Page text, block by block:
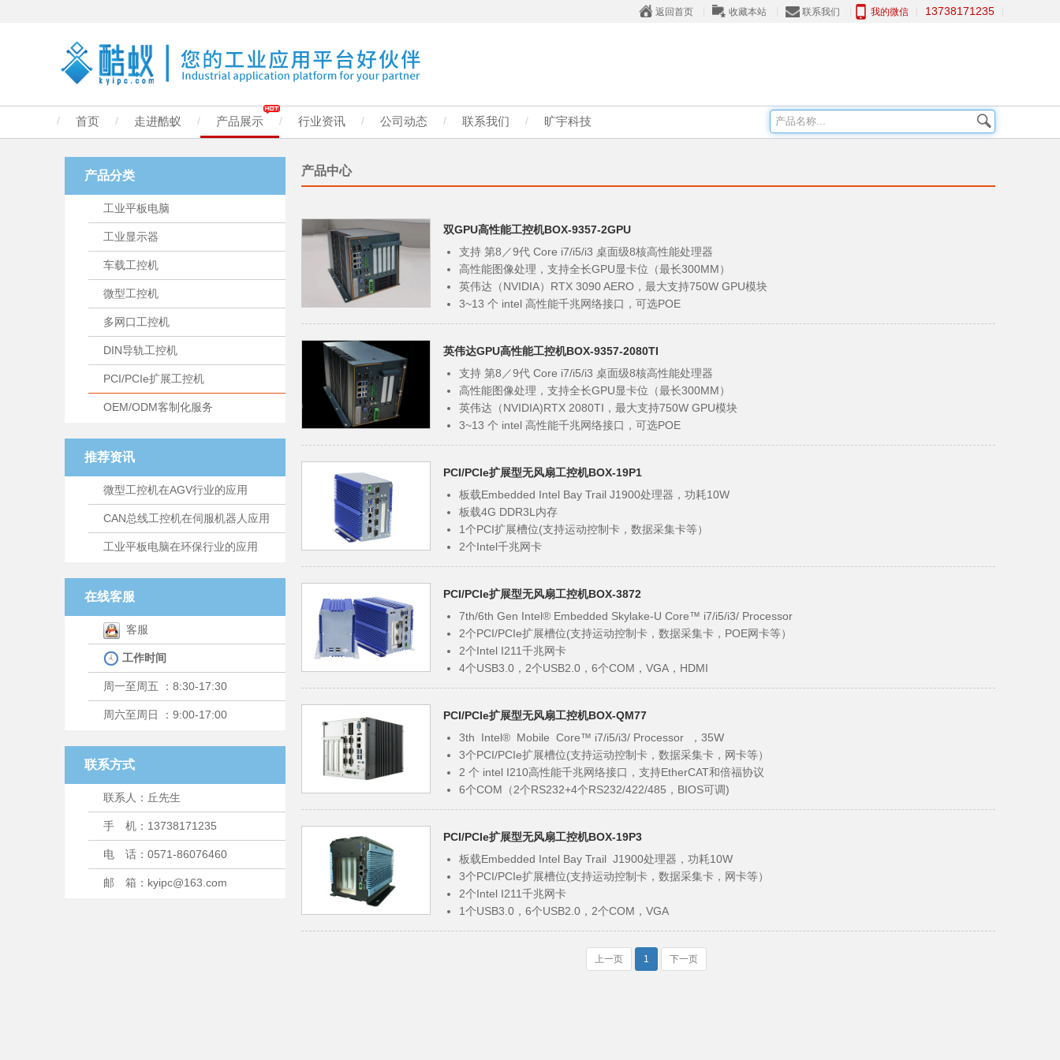
返回首页 收藏本站 联系我们 我的微信 13738171235
/ 首页 / 走进酷蚁 / 产品展示 / 行业资讯 / 公司动态 / 联系我们 / 旷宇科技
产品分类
工业平板电脑
工业显示器
车载工控机
微型工控机
多网口工控机
DIN导轨工控机
PCI/PCIe扩展工控机
OEM/ODM客制化服务
推荐资讯
微型工控机在AGV行业的应用
CAN总线工控机在伺服机器人应用
工业平板电脑在环保行业的应用
在线客服
客服
工作时间
周一至周五 ：8:30-17:30
周六至周日 ：9:00-17:00
联系方式
联系人：丘先生
手 机：13738171235
电 话：0571-86076460
邮 箱：kyipc@163.com
产品中心
双GPU高性能工控机BOX-9357-2GPU
支持 第8／9代 Core i7/i5/i3 桌面级8核高性能处理器
高性能图像处理，支持全长GPU显卡位（最长300MM）
英伟达（NVIDIA）RTX 3090 AERO，最大支持750W GPU模块
3~13 个 intel 高性能千兆网络接口，可选POE
６个USB3.1，2个USB2.0，16位隔离GPIO，AUDIO
支持2~10个隔离CAN总线接口
支持千兆WIFI模块，支持4G无线网络
M.2 B-Key 3052带SIM卡槽，支持5G无线网络
内置DC电源模块1000W
英伟达GPU高性能工控机BOX-9357-2080TI
支持 第8／9代 Core i7/i5/i3 桌面级8核高性能处理器
高性能图像处理，支持全长GPU显卡位（最长300MM）
英伟达（NVIDIA)RTX 2080TI，最大支持750W GPU模块
3~13 个 intel 高性能千兆网络接口，可选POE
６个USB3.1，2个USB2.0
16位隔离GPIO，2个隔离CAN总线接口，AUDIO
支持千兆WIFI模块，支持4G无线网络
M.2 B-Key 3052带SIM卡槽，支持5G无线网络
内置DC电源模块1000W
PCI/PCIe扩展型无风扇工控机BOX-19P1
板载Embedded Intel Bay Trail J1900处理器，功耗10W
板载4G DDR3L内存
1个PCI扩展槽位(支持运动控制卡，数据采集卡等）
2个Intel千兆网卡
2个USB3.0，4个USB2.0，6个COM，VGA，HDMI
板载宽压模块（9V~36V 宽压输入）
支持看门狗超时中断或复位
FCC CLASS A，CE，RoHS标准，符合3C标准
PCI/PCIe扩展型无风扇工控机BOX-3872
7th/6th Gen Intel® Embedded Skylake-U Core™ i7/i5/i3/ Processor
2个PCI/PCIe扩展槽位(支持运动控制卡，数据采集卡，POE网卡等）
2个Intel I211千兆网卡
4个USB3.0，2个USB2.0，6个COM，VGA，HDMI
可选2路隔离CAN通道(符合CAN总线规范2.0A/2.0B)
板载宽压模块（9V~36V 宽压输入）
FCC CLASS A，CE，RoHS标准，符合3C标准
PCI/PCIe扩展型无风扇工控机BOX-QM77
3th Intel® Mobile Core™ i7/i5/i3/ Processor ，35W
3个PCI/PCIe扩展槽位(支持运动控制卡，数据采集卡，网卡等）
2 个 intel I210高性能千兆网络接口，支持EtherCAT和倍福协议
6个COM（2个RS232+4个RS232/422/485，BIOS可调)
4个USB3.0，1个USB2.0，16位GPIO(８进８出)
支持看门狗超时中断或复位
PCI/PCIe扩展型无风扇工控机BOX-19P3
板载Embedded Intel Bay Trail J1900处理器，功耗10W
3个PCI/PCIe扩展槽位(支持运动控制卡，数据采集卡，网卡等）
2个Intel I211千兆网卡
1个USB3.0，6个USB2.0，2个COM，VGA
可选2路隔离CAN通道(符合CAN总线规范2.0A/2.0B)
支持看门狗超时中断或复位
FCC CLASS A，CE，RoHS标准，符合3C标准
上一页 1 下一页